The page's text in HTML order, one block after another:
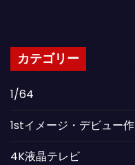
カテゴリー
1/64
1stイメージ・デビュー作
4K液晶テレビ